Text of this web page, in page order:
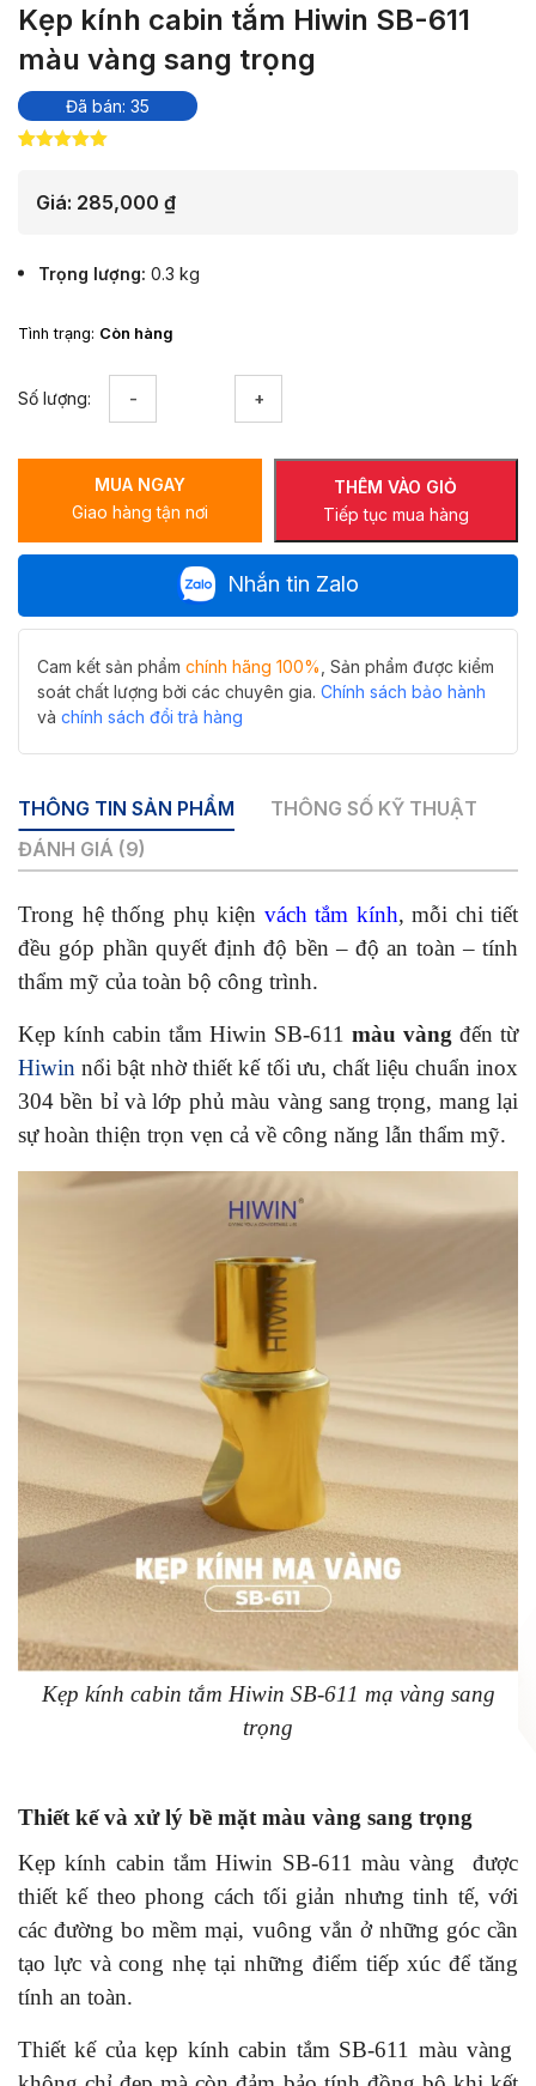
Kẹp kính cabin tắm Hiwin SB-611
màu vàng sang trọng
Đã bán: 35
đánh giá
Giá: 285,000 ₫
Trọng lượng 0.3 kg
Tình trạng: Còn hàng
Số lượng:
tắm
Hiwin
SB-
màu
vàng
sang
số
lượng
THÊM VÀO GIỎ
Tiếp tục mua hàng
MUA NGAY
Giao hàng tận nơi
Nhắn tin Zalo
Cam kết sản phẩm chính hãng 100% , Sản phẩm được kiểm
soát chất lượng bởi các chuyên gia. Chính sách bảo hành
và chính sách đổi trả hàng
THÔNG TIN SẢN PHẨM
THÔNG SỐ KỸ THUẬT
ĐÁNH GIÁ (9)
Trong hệ thống phụ kiện vách tắm kính, mỗi chi tiết
đều góp phần quyết định độ bền – độ an toàn – tính
thẩm mỹ của toàn bộ công trình.
Kẹp kính cabin tắm Hiwin SB-611 màu vàng đến từ
Hiwin nổi bật nhờ thiết kế tối ưu, chất liệu chuẩn inox
304 bền bỉ và lớp phủ màu vàng sang trọng, mang lại
sự hoàn thiện trọn vẹn cả về công năng lẫn thẩm mỹ.
Kẹp kính cabin tắm Hiwin SB-611 mạ vàng sang
trọng
Thiết kế và xử lý bề mặt màu vàng sang trọng
Kẹp kính cabin tắm Hiwin SB-611 màu vàng được
thiết kế theo phong cách tối giản nhưng tinh tế, với
các đường bo mềm mại, vuông vắn ở những góc cần
tạo lực và cong nhẹ tại những điểm tiếp xúc để tăng
tính an toàn.
Thiết kế của kẹp kính cabin tắm SB-611 màu vàng